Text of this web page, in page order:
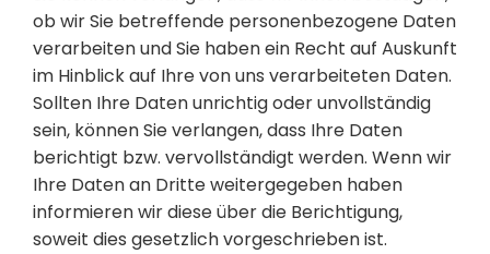
ob wir Sie betreffende personenbezogene Daten
verarbeiten und Sie haben ein Recht auf Auskunft
im Hinblick auf Ihre von uns verarbeiteten Daten.
Sollten Ihre Daten unrichtig oder unvollständig
sein, können Sie verlangen, dass Ihre Daten
berichtigt bzw. vervollständigt werden. Wenn wir
Ihre Daten an Dritte weitergegeben haben
informieren wir diese über die Berichtigung,
soweit dies gesetzlich vorgeschrieben ist.